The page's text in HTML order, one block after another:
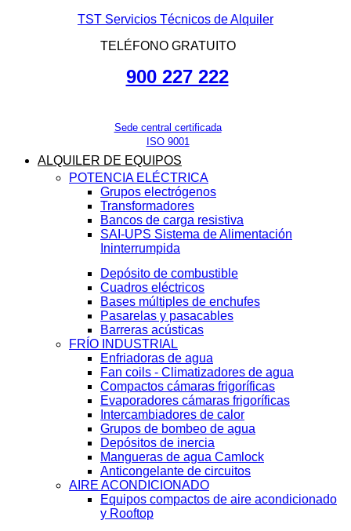
TST Servicios Técnicos de Alquiler
TELÉFONO GRATUITO
900 227 222
Sede central certificada
ISO 9001
ALQUILER DE EQUIPOS
POTENCIA ELÉCTRICA
Grupos electrógenos
Transformadores
Bancos de carga resistiva
SAI-UPS Sistema de Alimentación
Ininterrumpida
Depósito de combustible
Cuadros eléctricos
Bases múltiples de enchufes
Pasarelas y pasacables
Barreras acústicas
FRÍO INDUSTRIAL
Enfriadoras de agua
Fan coils - Climatizadores de agua
Compactos cámaras frigoríficas
Evaporadores cámaras frigoríficas
Intercambiadores de calor
Grupos de bombeo de agua
Depósitos de inercia
Mangueras de agua Camlock
Anticongelante de circuitos
AIRE ACONDICIONADO
Equipos compactos de aire acondicionado
y Rooftop